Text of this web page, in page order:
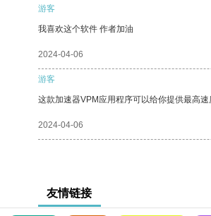
游客
我喜欢这个软件 作者加油
2024-04-06
游客
这款加速器VPM应用程序可以给你提供最高
2024-04-06
友情链接